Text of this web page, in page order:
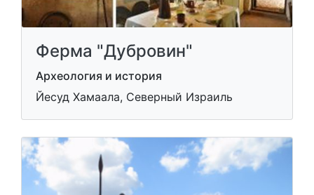
Ферма "Дубровин"
Археология и история
Йесуд Хамаала, Северный Израиль